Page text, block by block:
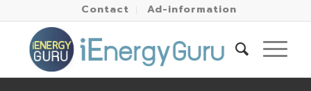
Contact Ad-information